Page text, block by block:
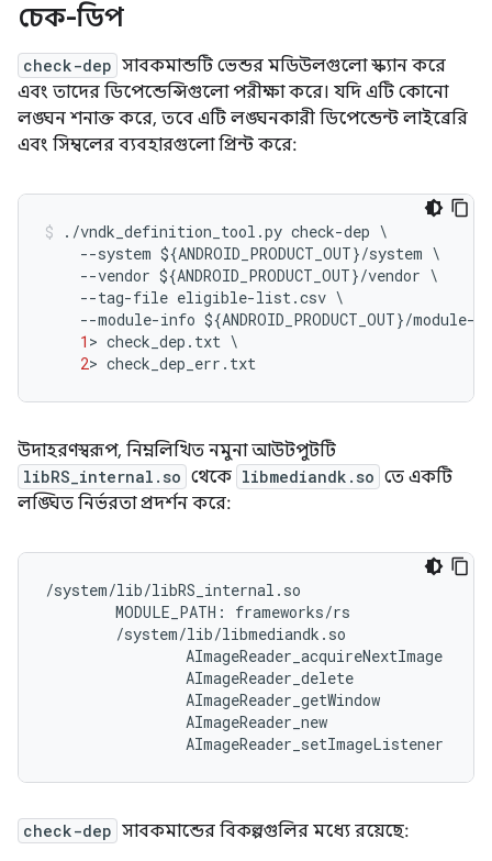
চেক-ডিপ
check-dep সাবকমান্ডটি ভেন্ডর মডিউলগুলো স্ক্যান করে
এবং তাদের ডিপেন্ডেন্সিগুলো পরীক্ষা করে। যদি এটি কোনো
লঙ্ঘন শনাক্ত করে, তবে এটি লঙ্ঘনকারী ডিপেন্ডেন্ট লাইব্রেরি
এবং সিম্বলের ব্যবহারগুলো প্রিন্ট করে:
./vndk_definition_tool .py check-dep \
--system ${ANDROID_PRODUCT_OUT}/system
--vendor ${ANDROID_PRODUCT_OUT}/vendor
--tag-file eligible-list.csv
--module-info ${ANDROID_PRODUCT_OUT}/module-
1 > check_dep . txt
2> check_dep_err . txt
উদাহরণস্বরূপ, নিম্নলিখিত নমুনা আউটপুটটি
libRS_internal.so থেকে libmediandk.so তে একটি
লঙ্ঘিত নির্ভরতা প্রদর্শন করে:
/system/lib/libRS_internal . so
MODULE_PATH : frameworks/rs
/system/lib/libmediandk . so
AImageReader_acquireNextImage
AImageReader_delete
AImageReader_getWindow
AImageReader_new
AImageReader_setImageListener
check-dep সাবকমান্ডের বিকল্পগুলির মধ্যে রয়েছে: